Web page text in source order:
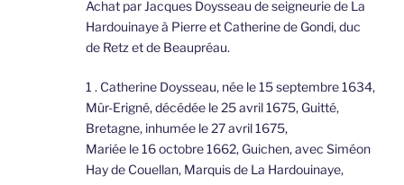
Achat par Jacques Doysseau de seigneurie de La
Hardouinaye à Pierre et Catherine de Gondi, duc
de Retz et de Beaupréau.
1 . Catherine Doysseau, née le 15 septembre 1634,
Mûr-Erigné, décédée le 25 avril 1675, Guitté,
Bretagne, inhumée le 27 avril 1675,
Mariée le 16 octobre 1662, Guichen, avec Siméon
Hay de Couellan, Marquis de La Hardouinaye,